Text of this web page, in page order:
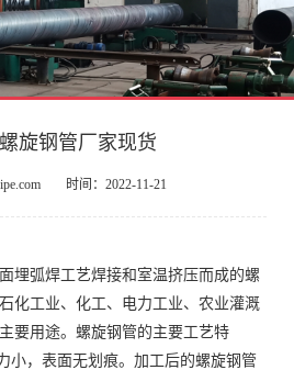
旋钢管厂家现货
时间：2022-11-21
埋弧焊工艺焊接和室温挤压而成的螺
化工业、化工、电力工业、农业灌溉
要用途。螺旋钢管的主要工艺特
小，表面无划痕。加工后的螺旋钢管